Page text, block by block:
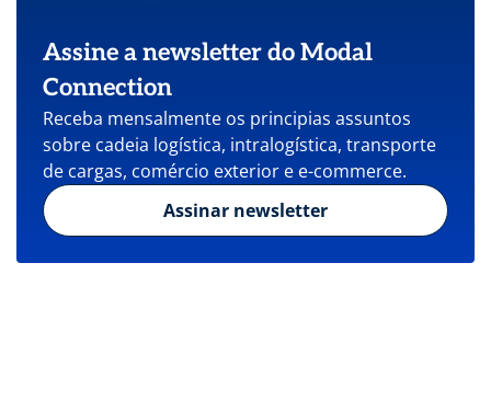
Assine a newsletter do Modal
Connection
Receba mensalmente os principias assuntos
sobre cadeia logística, intralogística, transporte
de cargas, comércio exterior e e-commerce.
Assinar newsletter